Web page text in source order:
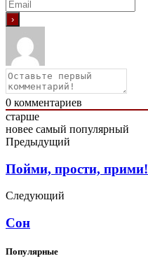
0 комментариев
старше
новее самый популярный
Предыдущий
Пойми, прости, прими!
Следующий
Сон
Популярные